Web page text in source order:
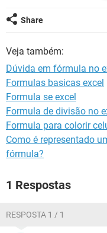
Eu gostava de contar,
único na linha 9,
Eu tentei esta fórmula
indicativos):
O que deu certo, mas
também inclui os
O que devo modificar
Muito obrigado desde já.
Share
Veja também:
Dúvida em fórmula no
Formulas basicas excel
Formula se excel
Formula de divisão no
Formula para colorir
Como é representado
fórmula?
1 Respostas
RESPOSTA 1 / 1